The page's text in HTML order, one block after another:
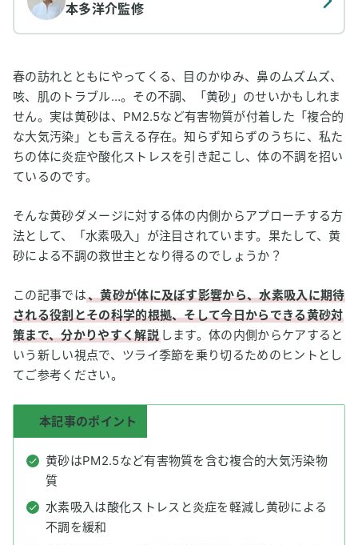
本多洋介監修
春の訪れとともにやってくる、目のかゆみ、鼻のムズムズ、
咳、肌のトラブル…。その不調、「黄砂」のせいかもしれま
せん。実は黄砂は、PM2.5など有害物質が付着した「複合的
な大気汚染」とも言える存在。知らず知らずのうちに、私た
ちの体に炎症や酸化ストレスを引き起こし、体の不調を招い
ているのです。
そんな黄砂ダメージに対する体の内側からアプローチする方
法として、「水素吸入」が注目されています。果たして、黄
砂による不調の救世主となり得るのでしょうか？
この記事では、黄砂が体に及ぼす影響から、水素吸入に期待
される役割とその科学的根拠、そして今日からできる黄砂対
策まで、分かりやすく解説します。体の内側からケアすると
いう新しい視点で、ツライ季節を乗り切るためのヒントとし
てご参考ください。
本記事のポイント
黄砂はPM2.5など有害物質を含む複合的大気汚染物
質
水素吸入は酸化ストレスと炎症を軽減し黄砂による
不調を緩和